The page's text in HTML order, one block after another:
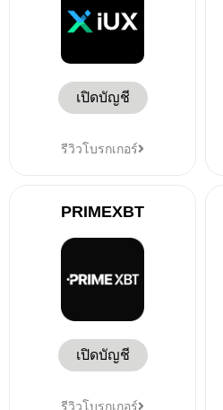
เปิดบัญชี
รีวิวโบรกเกอร์
PRIMEXBT
เปิดบัญชี
รีวิวโบรกเกอร์